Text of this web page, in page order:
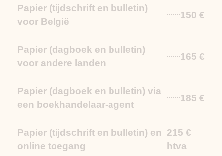
Papier (tijdschrift en bulletin)
voor België
150 €
Papier (dagboek en bulletin)
voor andere landen
165 €
Papier (dagboek en bulletin) via
een boekhandelaar-agent
185 €
Papier (tijdschrift en bulletin) en
online toegang
215 €
htva